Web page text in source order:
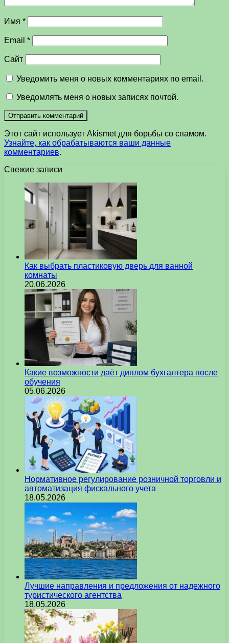
Имя *
Email *
Сайт
Уведомить меня о новых комментариях по email.
Уведомлять меня о новых записях почтой.
Этот сайт использует Akismet для борьбы со спамом.
Узнайте, как обрабатываются ваши данные
комментариев.
Свежие записи
Как выбрать пластиковую дверь для ванной
комнаты
20.06.2026
Какие возможности даёт диплом бухгалтера после
обучения
05.06.2026
Нормативное регулирование розничной торговли и
автоматизация фискального учета
18.05.2026
Лучшие направления и предложения от надежного
туристического агентства
18.05.2026